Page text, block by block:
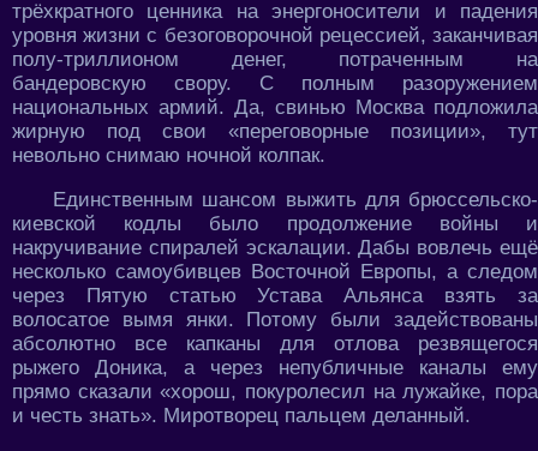
трёхкратного ценника на энергоносители и падения
уровня жизни с безоговорочной рецессией, заканчивая
полу-триллионом денег, потраченным на
бандеровскую свору. С полным разоружением
национальных армий. Да, свинью Москва подложила
жирную под свои «переговорные позиции», тут
невольно снимаю ночной колпак.
Единственным шансом выжить для брюссельско-
киевской кодлы было продолжение войны и
накручивание спиралей эскалации. Дабы вовлечь ещё
несколько самоубивцев Восточной Европы, а следом
через Пятую статью Устава Альянса взять за
волосатое вымя янки. Потому были задействованы
абсолютно все капканы для отлова резвящегося
рыжего Доника, а через непубличные каналы ему
прямо сказали «хорош, покуролесил на лужайке, пора
и честь знать». Миротворец пальцем деланный.